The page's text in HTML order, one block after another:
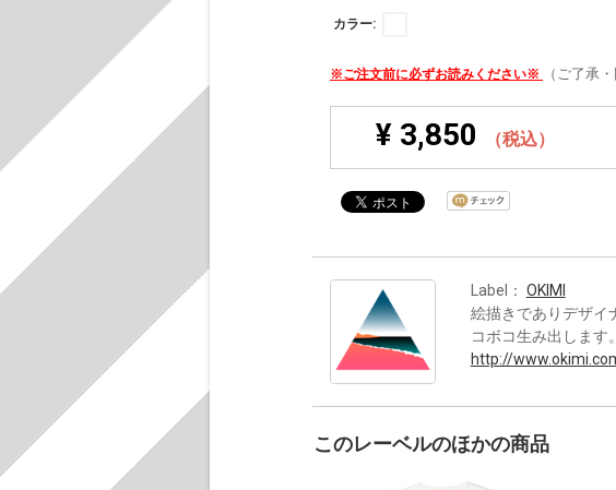
カラー:
※ご注文前に必ずお読みください※ （ご了承
¥ 3,850 （税込）
Label： OKIMI
絵描きでありデザイ
コボコ生み出します。
http://
このレーベルのほかの商品